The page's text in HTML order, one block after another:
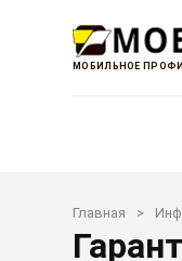
МОБИЛЬНОЕ
Главная